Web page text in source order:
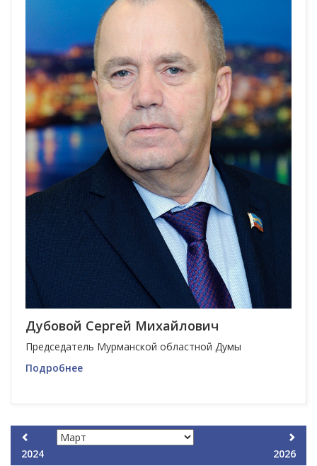
Дубовой Сергей Михайлович
Председатель Мурманской областной Думы
Подробнее
2024 2026